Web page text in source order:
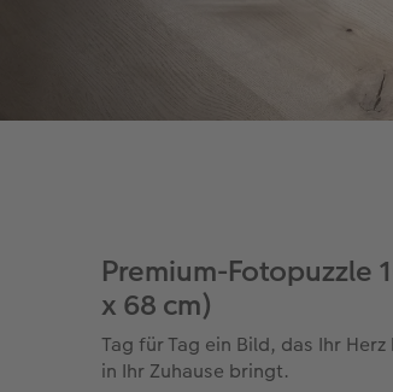
Premium-Fotopuzzle
x 68 cm)
Tag für Tag ein Bild, das Ihr
in Ihr Zuhause bringt.